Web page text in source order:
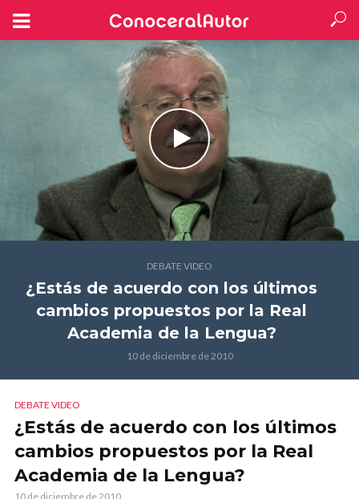
DEBATE VIDEO
¿Estás de acuerdo con los últimos
cambios propuestos por la Real
Academia de la Lengua?
10 de diciembre de 2010
DEBATE VIDEO
¿Estás de acuerdo con los últimos
cambios propuestos por la Real
Academia de la Lengua?
10 de diciembre de 2010